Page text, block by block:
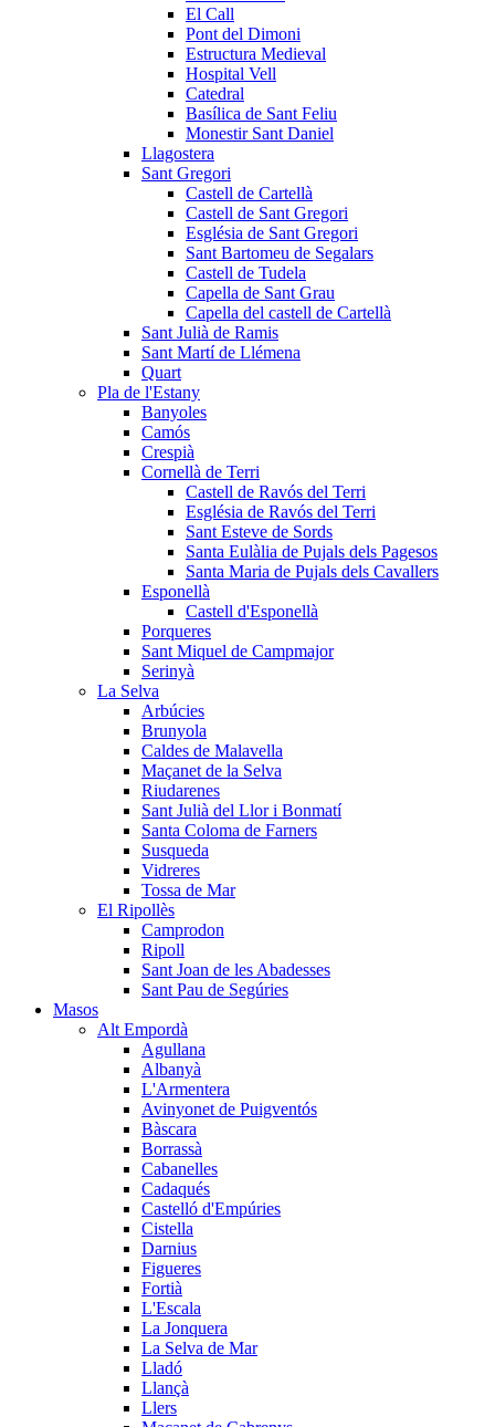
El Call
Pont del Dimoni
Estructura Medieval
Hospital Vell
Catedral
Basílica de Sant Feliu
Monestir Sant Daniel
Llagostera
Sant Gregori
Castell de Cartellà
Castell de Sant Gregori
Església de Sant Gregori
Sant Bartomeu de Segalars
Castell de Tudela
Capella de Sant Grau
Capella del castell de Cartellà
Sant Julià de Ramis
Sant Martí de Llémena
Quart
Pla de l'Estany
Banyoles
Camós
Crespià
Cornellà de Terri
Castell de Ravós del Terri
Església de Ravós del Terri
Sant Esteve de Sords
Santa Eulàlia de Pujals dels Pagesos
Santa Maria de Pujals dels Cavallers
Esponellà
Castell d'Esponellà
Porqueres
Sant Miquel de Campmajor
Serinyà
La Selva
Arbúcies
Brunyola
Caldes de Malavella
Maçanet de la Selva
Riudarenes
Sant Julià del Llor i Bonmatí
Santa Coloma de Farners
Susqueda
Vidreres
Tossa de Mar
El Ripollès
Camprodon
Ripoll
Sant Joan de les Abadesses
Sant Pau de Segúries
Masos
Alt Empordà
Agullana
Albanyà
L'Armentera
Avinyonet de Puigventós
Bàscara
Borrassà
Cabanelles
Cadaqués
Castelló d'Empúries
Cistella
Darnius
Figueres
Fortià
L'Escala
La Jonquera
La Selva de Mar
Lladó
Llançà
Llers